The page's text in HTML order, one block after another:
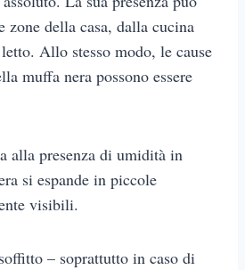
zone della casa, dalla cucina
Allo stesso modo, le cause
muffa nera possono essere
alla presenza di umidità in
si espande in piccole
visibili.
– soprattutto in caso di